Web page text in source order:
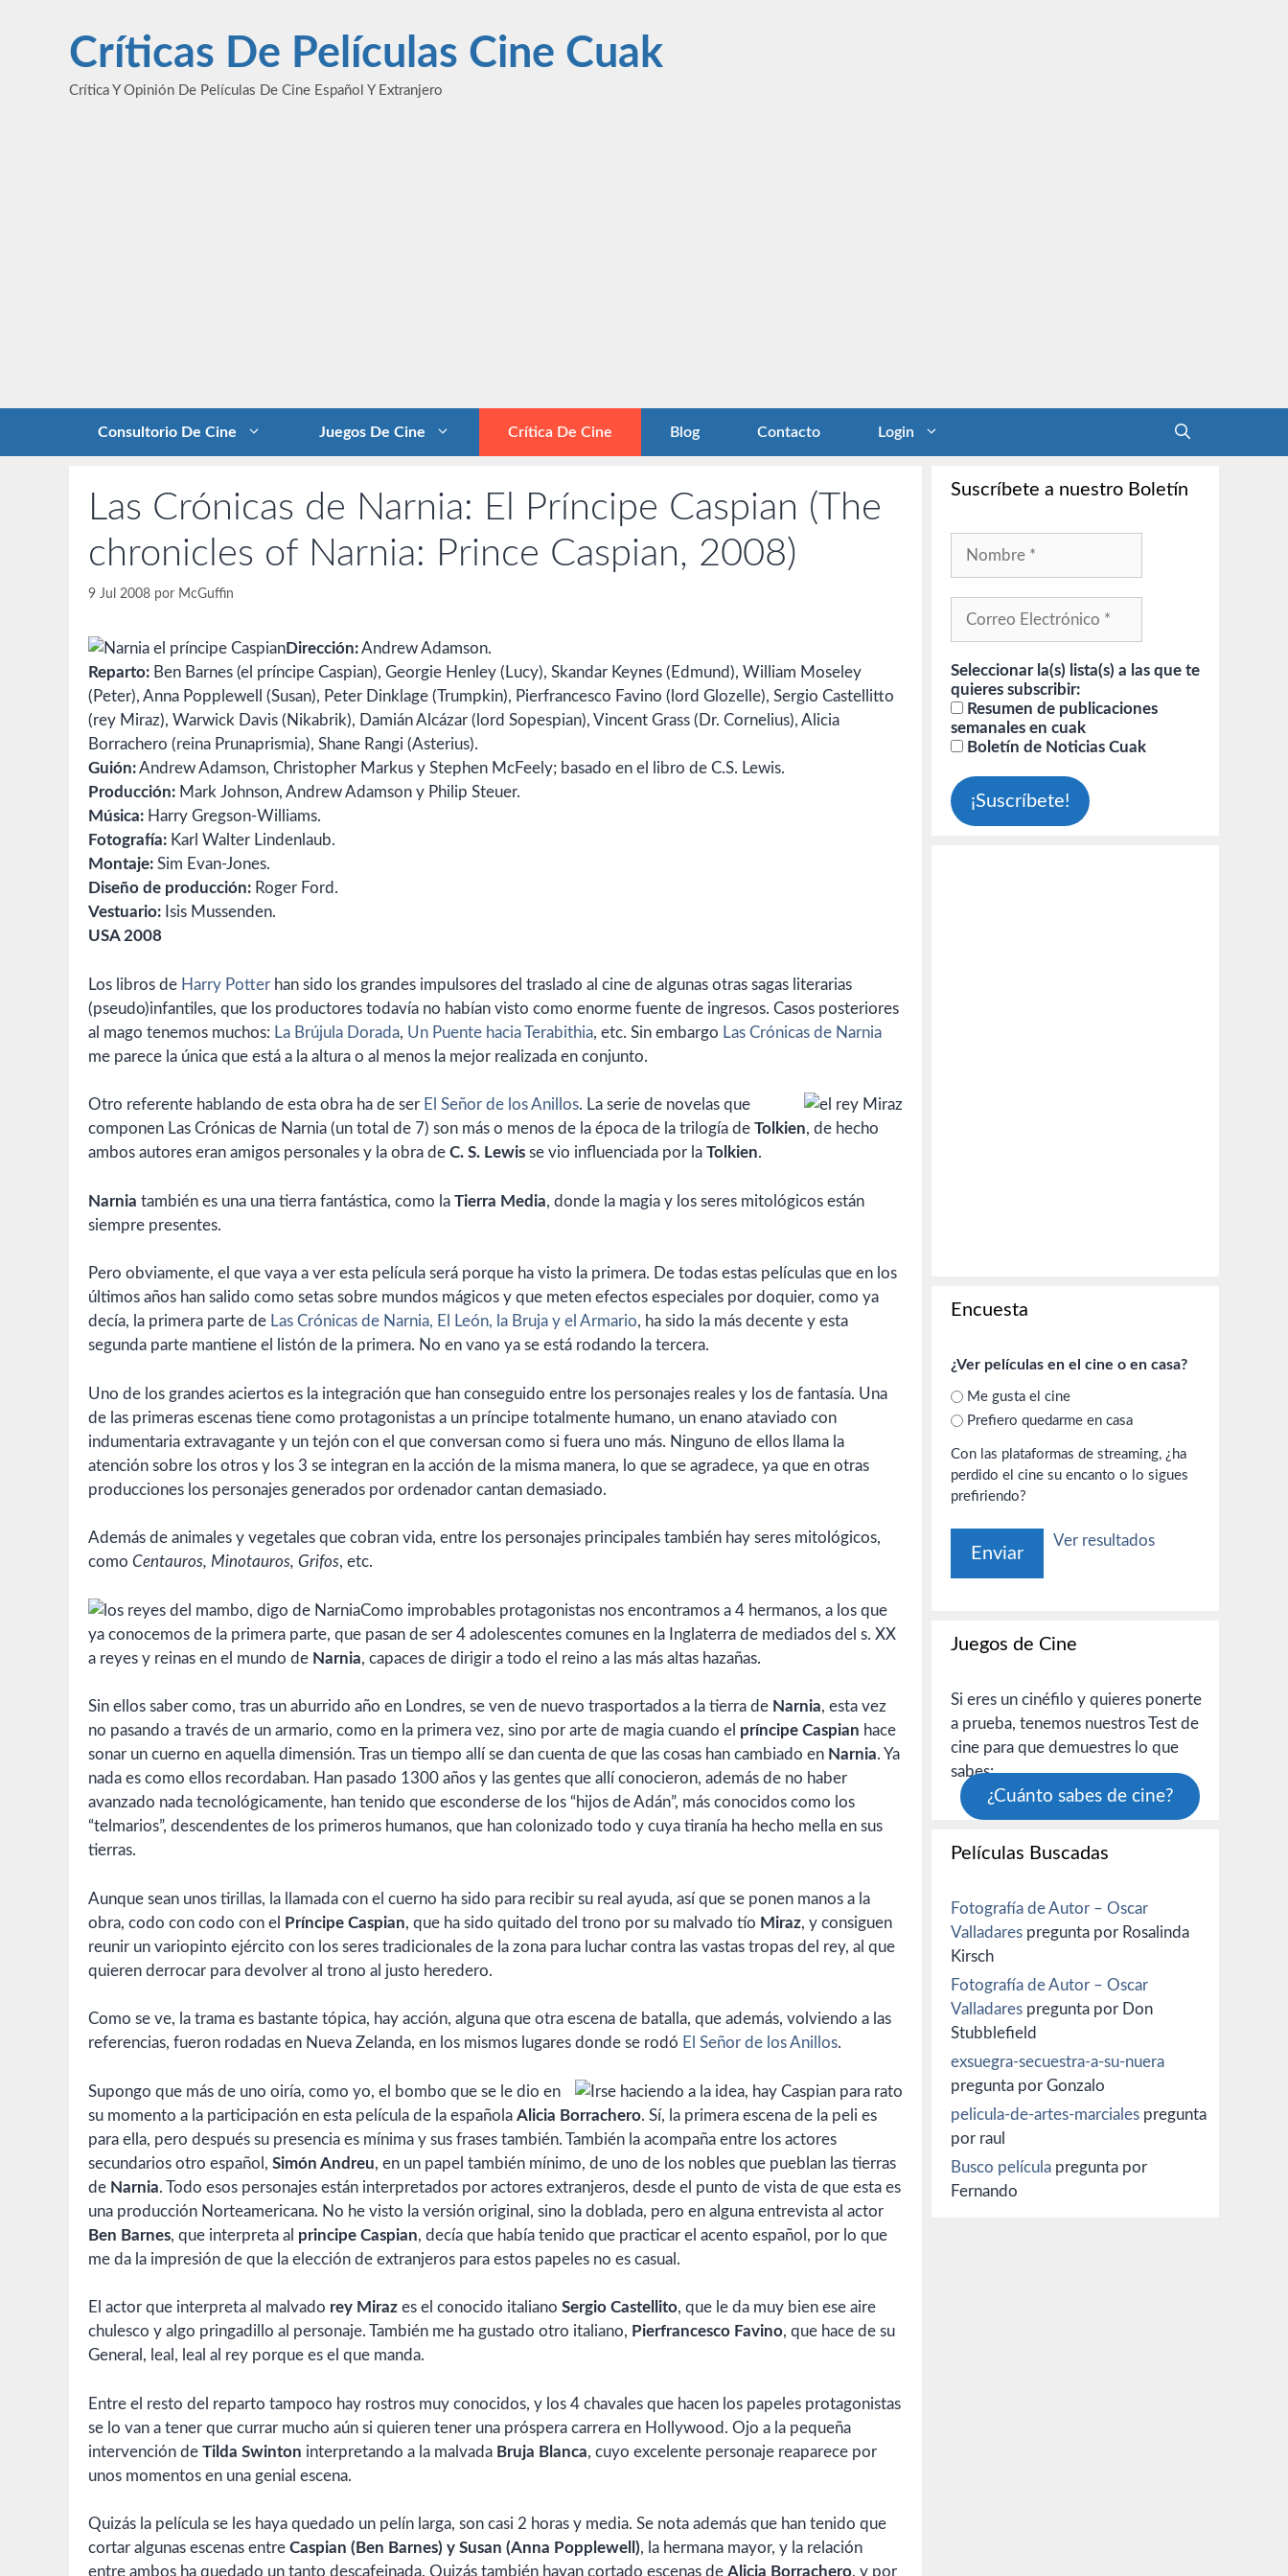
contenidoCríticas De Películas Cine Cuak
Crítica Y Opinión De Películas De Cine Español Y Extranjero
Consultorio De Cine Juegos De Cine Crítica De Cine Blog Contacto Login
Las Crónicas de Narnia: El Príncipe Caspian (The
chronicles of Narnia: Prince Caspian, 2008)
9 Jul 2008 por McGuffin
Dirección:Andrew Adamson.
Reparto: Ben Barnes (el príncipe Caspian), Georgie Henley (Lucy), Skandar Keynes (Edmund), William Moseley
(Peter), Anna Popplewell (Susan), Peter Dinklage (Trumpkin), Pierfrancesco Favino (lord Glozelle), Sergio Castellitto
(rey Miraz), Warwick Davis (Nikabrik), Damián Alcázar (lord Sopespian), Vincent Grass (Dr. Cornelius), Alicia
Borrachero (reina Prunaprismia), Shane Rangi (Asterius).
Guión:Andrew Adamson, Christopher Markus y Stephen McFeely; basado en el libro de C.S. Lewis.
Producción: Mark Johnson, Andrew Adamson y Philip Steuer.
Música: Harry Gregson-Williams.
Fotografía: Karl Walter Lindenlaub.
Montaje: Sim Evan-Jones.
Diseño de producción: Roger Ford.
Vestuario: Isis Mussenden.
USA 2008
Los libros de Harry Potter han sido los grandes impulsores del traslado al cine de algunas otras sagas literarias
(pseudo)infantiles, que los productores todavía no habían visto como enorme fuente de ingresos. Casos posteriores
al mago tenemos muchos: La Brújula Dorada, Un Puente hacia Terabithia, etc. Sin embargo Las Crónicas de Narnia
me parece la única que está a la altura o al menos la mejor realizada en conjunto.
Otro referente hablando de esta obra ha de ser El Señor de los Anillos. La serie de novelas que
componen Las Crónicas de Narnia (un total de 7) son más o menos de la época de la trilogía de Tolkien, de hecho
ambos autores eran amigos personales y la obra de C. S. Lewis se vio influenciada por la Tolkien.
Narnia también es una una tierra fantástica, como la Tierra Media, donde la magia y los seres mitológicos están
siempre presentes.
Pero obviamente, el que vaya a ver esta película será porque ha visto la primera. De todas estas películas que en los
últimos años han salido como setas sobre mundos mágicos y que meten efectos especiales por doquier, como ya
decía, la primera parte de Las Crónicas de Narnia, El León, la Bruja y el Armario, ha sido la más decente y esta
segunda parte mantiene el listón de la primera. No en vano ya se está rodando la tercera.
Uno de los grandes aciertos es la integración que han conseguido entre los personajes reales y los de fantasía. Una
de las primeras escenas tiene como protagonistas a un príncipe totalmente humano, un enano ataviado con
indumentaria extravagante y un tejón con el que conversan como si fuera uno más. Ninguno de ellos llama la
atención sobre los otros y los 3 se integran en la acción de la misma manera, lo que se agradece, ya que en otras
producciones los personajes generados por ordenador cantan demasiado.
Además de animales y vegetales que cobran vida, entre los personajes principales también hay seres mitológicos,
como Centauros, Minotauros, Grifos, etc.
Como improbables protagonistas nos encontramos a 4 hermanos, a los que
ya conocemos de la primera parte, que pasan de ser 4 adolescentes comunes en la Inglaterra de mediados del s. XX
a reyes y reinas en el mundo de Narnia, capaces de dirigir a todo el reino a las más altas hazañas.
Sin ellos saber como, tras un aburrido año en Londres, se ven de nuevo trasportados a la tierra de Narnia, esta vez
no pasando a través de un armario, como en la primera vez, sino por arte de magia cuando el príncipe Caspian hace
sonar un cuerno en aquella dimensión. Tras un tiempo allí se dan cuenta de que las cosas han cambiado en Narnia. Ya
nada es como ellos recordaban. Han pasado 1300 años y las gentes que allí conocieron, además de no haber
avanzado nada tecnológicamente, han tenido que esconderse de los “hijos de Adán”, más conocidos como los
“telmarios”, descendentes de los primeros humanos, que han colonizado todo y cuya tiranía ha hecho mella en sus
tierras.
Aunque sean unos tirillas, la llamada con el cuerno ha sido para recibir su real ayuda, así que se ponen manos a la
obra, codo con codo con el
Príncipe Caspian, que ha sido quitado del trono por su malvado tío Miraz, y consiguen
reunir un variopinto ejército con los seres tradicionales de la zona para luchar contra las vastas tropas del rey, al que
quieren derrocar para devolver al trono al justo heredero.
Como se ve, la trama es bastante tópica, hay acción, alguna que otra escena de batalla, que además, volviendo a las
referencias, fueron rodadas en Nueva Zelanda, en los mismos lugares donde se rodó El Señor de los Anillos.
Supongo que más de uno oiría, como yo, el bombo que se le dio en
su momento a la participación en esta película de la española Alicia Borrachero. Sí, la primera escena de la peli es
para ella, pero después su presencia es mínima y sus frases también. También la acompaña entre los actores
secundarios otro español, Simón Andreu, en un papel también mínimo, de uno de los nobles que pueblan las tierras
de Narnia. Todo esos personajes están interpretados por actores extranjeros, desde el punto de vista de que esta es
una producción Norteamericana. No he visto la versión original, sino la doblada, pero en alguna entrevista al actor
Ben Barnes, que interpreta al principe Caspian, decía que había tenido que practicar el acento español, por lo que
me da la impresión de que la elección de extranjeros para estos papeles no es casual.
El actor que interpreta al malvado rey Miraz es el conocido italiano Sergio Castellito, que le da muy bien ese aire
chulesco y algo pringadillo al personaje. También me ha gustado otro italiano, Pierfrancesco Favino, que hace de su
General, leal, leal al rey porque es el que manda.
Entre el resto del reparto tampoco hay rostros muy conocidos, y los 4 chavales que hacen los papeles protagonistas
se lo van a tener que currar mucho aún si quieren tener una próspera carrera en Hollywood. Ojo a la pequeña
intervención de Tilda Swinton interpretando a la malvada Bruja Blanca, cuyo excelente personaje reaparece por
unos momentos en una genial escena.
Quizás la película se les haya quedado un pelín larga, son casi 2 horas y media. Se nota además que han tenido que
cortar algunas escenas entre Caspian (Ben Barnes) y Susan (Anna Popplewell), la hermana mayor, y la relación
entre ambos ha quedado un tanto descafeinada. Quizás también hayan cortado escenas de Alicia Borrachero, y por
Suscríbete a nuestro Boletín
Seleccionar la(s) lista(s) a las que te
quieres subscribir:
Resumen de publicaciones
semanales en cuak
Boletín de Noticias Cuak
Encuesta
¿Ver películas en el cine o en casa?
Me gusta el cine
Prefiero quedarme en casa
Con las plataformas de streaming, ¿ha
perdido el cine su encanto o lo sigues
prefiriendo?
Ver resultados
Juegos de Cine
Si eres un cinéfilo y quieres ponerte
a prueba, tenemos nuestros Test de
cine para que demuestres lo que
sabes:
¿Cuánto sabes de cine?
Películas Buscadas
Fotografía de Autor – Oscar
Valladares pregunta por Rosalinda
Kirsch
Fotografía de Autor – Oscar
Valladares pregunta por Don
Stubblefield
exsuegra-secuestra-a-su-nuera
pregunta por Gonzalo
pelicula-de-artes-marciales pregunta
por raul
Busco película pregunta por
Fernando